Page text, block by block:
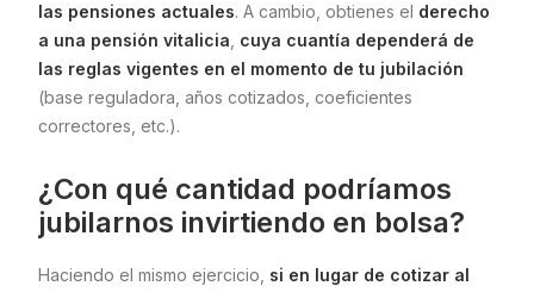
las pensiones actuales. A cambio, obtienes el derecho
a una pensión vitalicia cuya cuantía dependerá de
las reglas vigentes en el momento de tu jubilación
(base reguladora, años cotizados, coeficientes
correctores, etc.).
¿Con qué cantidad podríamos
jubilarnos invirtiendo en bolsa?
Haciendo el mismo ejercicio, si en lugar de cotizar al